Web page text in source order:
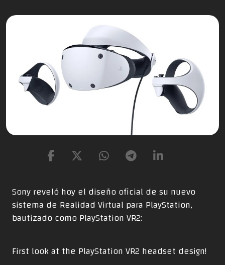
Sony reveló hoy el diseño oficial de su nuevo
sistema de Realidad Virtual para PlayStation,
bautizado como PlayStation VR2:
First look at the PlayStation VR2 headset design!